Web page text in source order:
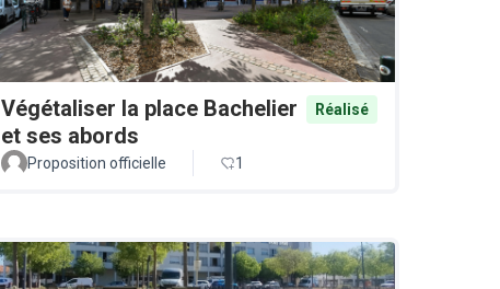
Végétaliser la place Bachelier
et ses abords
Réalisé
Proposition officielle 1